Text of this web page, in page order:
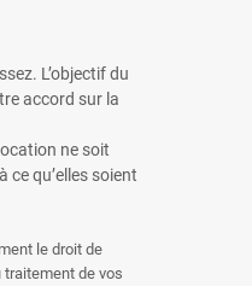
L’objectif du
accord sur la
ne soit
qu’elles soient
le droit de
de vos